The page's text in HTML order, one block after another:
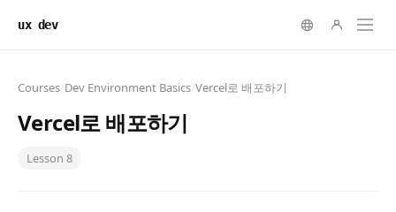
ux dev
Courses Dev Environment Basics Vercel로 배포하기
Vercel로 배포하기
Lesson 8